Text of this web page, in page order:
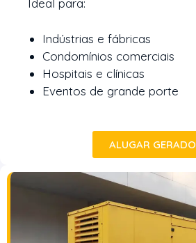
Ideal para:
Indústrias e fábricas
Condomínios comerciais
Hospitais e clínicas
Eventos de grande porte
ALUGAR